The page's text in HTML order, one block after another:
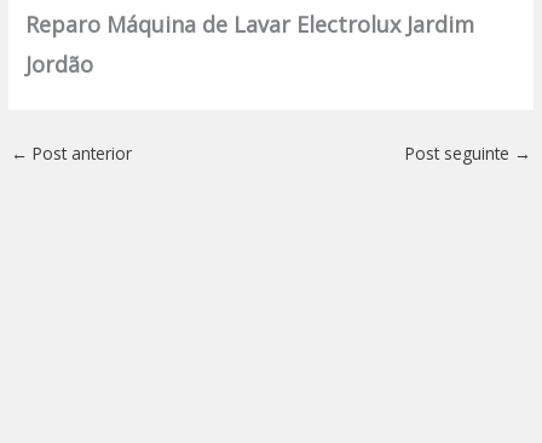
Reparo Máquina de Lavar Electrolux Jardim
Jordão
← Post anterior Post seguinte →